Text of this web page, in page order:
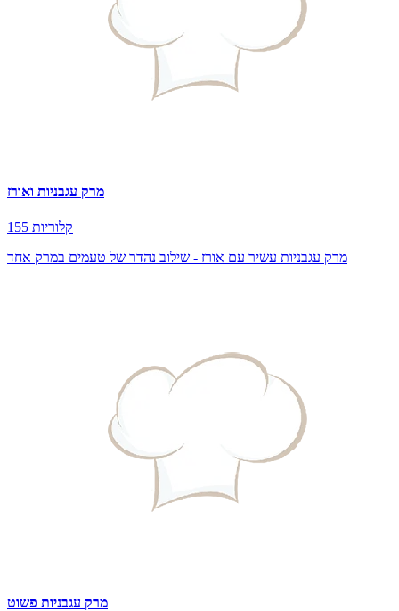
מרק עגבניות ואורז
155 קלוריות
מרק עגבניות עשיר עם אורז - שילוב נהדר של טעמים במרק אחד
מרק עגבניות פשוט